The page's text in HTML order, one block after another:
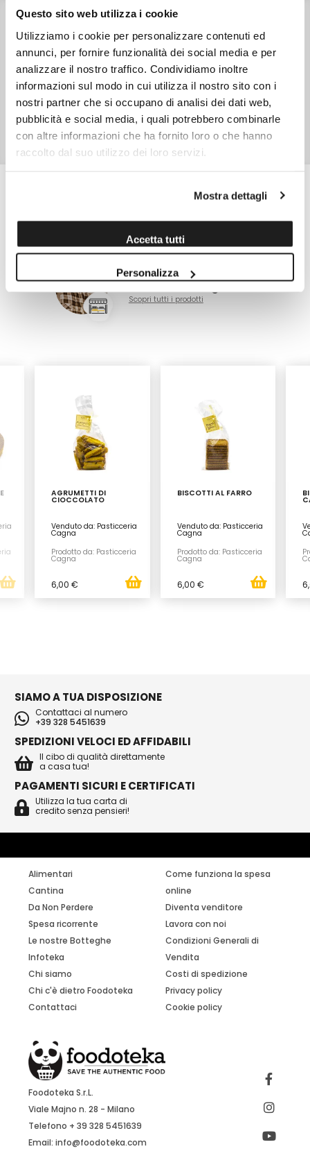
Questo sito web utilizza i cookie
Utilizziamo i cookie per personalizzare contenuti ed
annunci, per fornire funzionalità dei social media e per
analizzare il nostro traffico. Condividiamo inoltre
informazioni sul modo in cui utilizza il nostro sito con i
nostri partner che si occupano di analisi dei dati web,
pubblicità e social media, i quali potrebbero combinarle
con altre informazioni che ha fornito loro o che hanno
raccolto dal suo utilizzo dei loro servizi.
Mostra dettagli
Accetta tutti
Personalizza
INGREDIENTI
castagne "garessine" macinata a pietra 26%, tuorli d'uovo
fresco, lievito in polvere, vaniglia.
CARATTERISTICHE
Prodotto in Italia
TIPO DI CONFEZIONE Busta di cellophane
PESO NETTO 220,0 gr
Scopri altri prodotti di
Pasticceria Cagna
Garessio (CN)
Scopri tutti i prodotti
AGRUMETTI DI
CIOCCOLATO
Venduto da: Pasticceria
Cagna
Prodotto da: Pasticceria
Cagna
6,00 €
BISCOTTI AL FARRO
Venduto da: Pasticceria
Cagna
Prodotto da: Pasticceria
Cagna
6,00 €
SIAMO A TUA DISPOSIZIONE
Contattaci al numero
+39 328 5451639
SPEDIZIONI VELOCI ED AFFIDABILI
Il cibo di qualità direttamente
a casa tua!
PAGAMENTI SICURI E CERTIFICATI
Utilizza la tua carta di
credito senza pensieri!
Alimentari
Cantina
Da Non Perdere
Spesa ricorrente
Le nostre Botteghe
Infoteka
Chi siamo
Chi c'è dietro Foodoteka
Contattaci
Come funziona la spesa
online
Diventa venditore
Lavora con noi
Condizioni Generali di
Vendita
Costi di spedizione
Privacy policy
Cookie policy
Foodoteka S.r.L.
Viale Majno n. 28 - Milano
Telefono + 39 328 5451639
Email:info@foodoteka.com